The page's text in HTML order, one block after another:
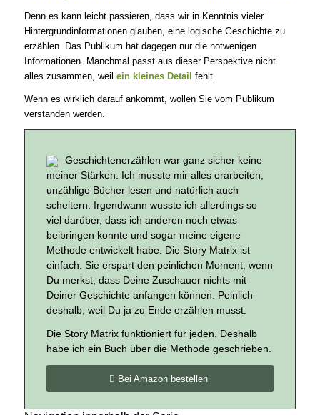
Denn es kann leicht passieren, dass wir in Kenntnis vieler
Hintergrundinformationen glauben, eine logische Geschichte zu
erzählen. Das Publikum hat dagegen nur die notwenigen
Informationen. Manchmal passt aus dieser Perspektive nicht
alles zusammen, weil ein kleines Detail fehlt.
Wenn es wirklich darauf ankommt, wollen Sie vom Publikum
verstanden werden.
Geschichtenerzählen war ganz sicher keine
meiner Stärken. Ich musste mir alles erarbeiten,
unzählige Bücher lesen und natürlich auch
scheitern. Irgendwann wusste ich allerdings so
viel darüber, dass ich anderen noch etwas
beibringen konnte und sogar meine eigene
Methode entwickelt habe. Die Story Matrix ist
einfach. Sie erspart den peinlichen Moment, wenn
Du merkst, dass Deine Zuschauer nichts mit
Deiner Geschichte anfangen können. Peinlich
deshalb, weil Du ja zu Ende erzählen musst.
Die Story Matrix funktioniert für jeden. Deshalb
habe ich ein Buch über die Methode geschrieben.
Bei Amazon bestellen